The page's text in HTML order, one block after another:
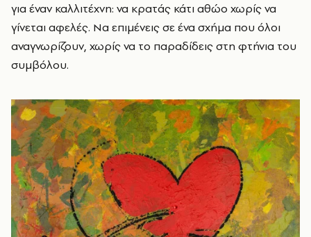
για έναν καλλιτέχνη: να κρατάς κάτι αθώο χωρίς να
γίνεται αφελές. Να επιμένεις σε ένα σχήμα που όλοι
αναγνωρίζουν, χωρίς να το παραδίδεις στη φτήνια του
συμβόλου.